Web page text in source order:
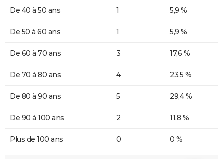
De 40 à 50 ans 1 5,9 %
De 50 à 60 ans 1 5,9 %
De 60 à 70 ans 3 17,6 %
De 70 à 80 ans 4 23,5 %
De 80 à 90 ans 5 29,4 %
De 90 à 100 ans 2 11,8 %
Plus de 100 ans 0 0 %